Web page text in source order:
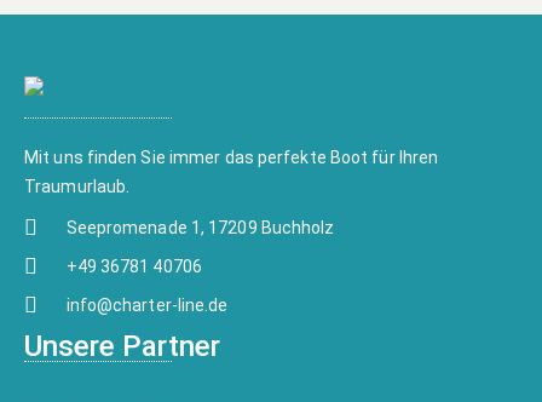
Mit uns finden Sie immer das perfekte Boot für Ihren
Traumurlaub.
Seepromenade 1, 17209 Buchholz
+49 36781 40706
info@charter-line.de
Unsere Partner